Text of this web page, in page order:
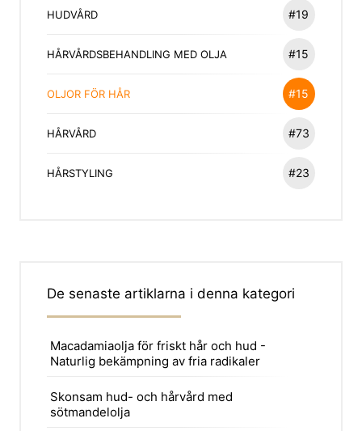
HUDVÅRD #19
HÅRVÅRDSBEHANDLING MED OLJA #15
OLJOR FÖR HÅR #15
HÅRVÅRD #73
HÅRSTYLING #23
De senaste artiklarna i denna kategori
Macadamiaolja för friskt hår och hud -
Naturlig bekämpning av fria radikaler
Skonsam hud- och hårvård med
sötmandelolja